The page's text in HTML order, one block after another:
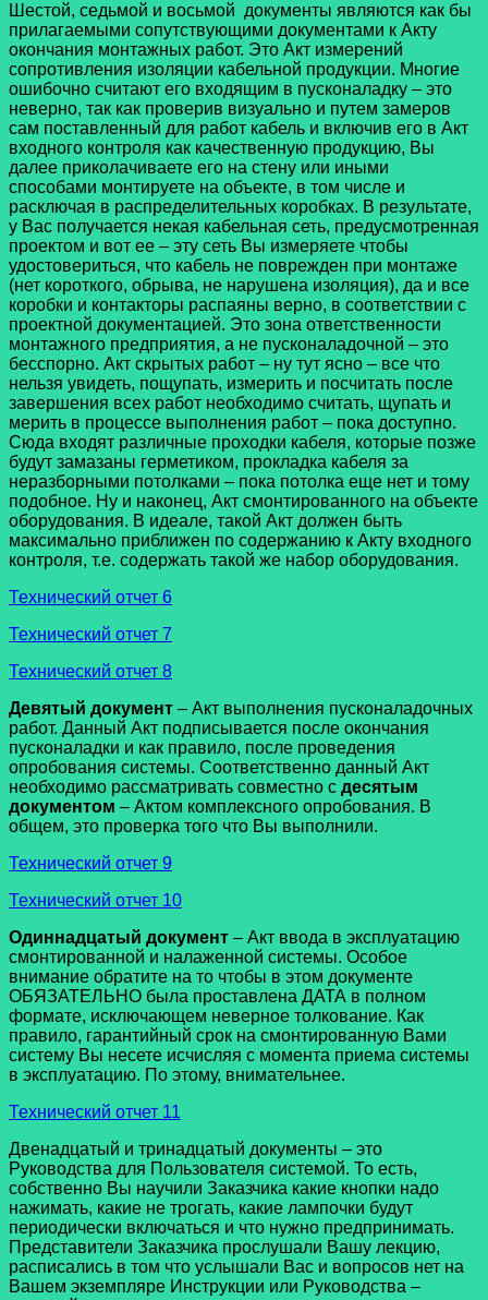
Шестой, седьмой и восьмой документы являются как бы
прилагаемыми сопутствующими документами к Акту
окончания монтажных работ. Это Акт измерений
сопротивления изоляции кабельной продукции. Многие
ошибочно считают его входящим в пусконаладку – это
неверно, так как проверив визуально и путем замеров
сам поставленный для работ кабель и включив его в Акт
входного контроля как качественную продукцию, Вы
далее приколачиваете его на стену или иными
способами монтируете на объекте, в том числе и
расключая в распределительных коробках. В результате,
у Вас получается некая кабельная сеть, предусмотренная
проектом и вот ее – эту сеть Вы измеряете чтобы
удостовериться, что кабель не поврежден при монтаже
(нет короткого, обрыва, не нарушена изоляция), да и все
коробки и контакторы распаяны верно, в соответствии с
проектной документацией. Это зона ответственности
монтажного предприятия, а не пусконаладочной – это
бесспорно. Акт скрытых работ – ну тут ясно – все что
нельзя увидеть, пощупать, измерить и посчитать после
завершения всех работ необходимо считать, щупать и
мерить в процессе выполнения работ – пока доступно.
Сюда входят различные проходки кабеля, которые позже
будут замазаны герметиком, прокладка кабеля за
неразборными потолками – пока потолка еще нет и тому
подобное. Ну и наконец, Акт смонтированного на объекте
оборудования. В идеале, такой Акт должен быть
максимально приближен по содержанию к Акту входного
контроля, т.е. содержать такой же набор оборудования.
Технический отчет 6
Технический отчет 7
Технический отчет 8
Девятый документ – Акт выполнения пусконаладочных
работ. Данный Акт подписывается после окончания
пусконаладки и как правило, после проведения
опробования системы. Соответственно данный Акт
необходимо рассматривать совместно с десятым
документом – Актом комплексного опробования. В
общем, это проверка того что Вы выполнили.
Технический отчет 9
Технический отчет 10
Одиннадцатый документ – Акт ввода в эксплуатацию
смонтированной и налаженной системы. Особое
внимание обратите на то чтобы в этом документе
ОБЯЗАТЕЛЬНО была проставлена ДАТА в полном
формате, исключающем неверное толкование. Как
правило, гарантийный срок на смонтированную Вами
систему Вы несете исчисляя с момента приема системы
в эксплуатацию. По этому, внимательнее.
Технический отчет 11
Двенадцатый и тринадцатый документы – это
Руководства для Пользователя системой. То есть,
собственно Вы научили Заказчика какие кнопки надо
нажимать, какие не трогать, какие лампочки будут
периодически включаться и что нужно предпринимать.
Представители Заказчика прослушали Вашу лекцию,
расписались в том что услышали Вас и вопросов нет на
Вашем экземпляре Инструкции или Руководства –